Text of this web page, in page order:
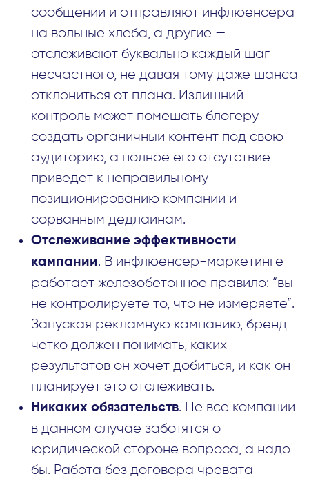
сообщении и отправляют инфлюенсера
на вольные хлеба, а другие —
отслеживают буквально каждый шаг
несчастного, не давая тому даже шанса
отклониться от плана. Излишний
контроль может помешать блогеру
создать органичный контент под свою
аудиторию, а полное его отсутствие
приведет к неправильному
позиционированию компании и
сорванным дедлайнам.
Отслеживание эффективности
кампании. В инфлюенсер-маркетинге
работает железобетонное правило: “вы
не контролируете то, что не измеряете”.
Запуская рекламную кампанию, бренд
четко должен понимать, каких
результатов он хочет добиться, и как он
планирует это отслеживать.
Никаких обязательств. Не все компании
в данном случае заботятся о
юридической стороне вопроса, а надо
бы. Работа без договора чревата